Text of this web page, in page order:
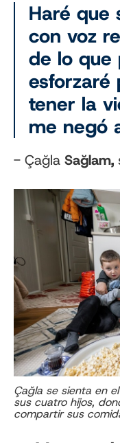
Haré que
con voz
de lo que
esforzaré
tener la
me negó
- Çağla Sağlam,
Çağla se sienta en
sus cuatro hijos,
compartir sus